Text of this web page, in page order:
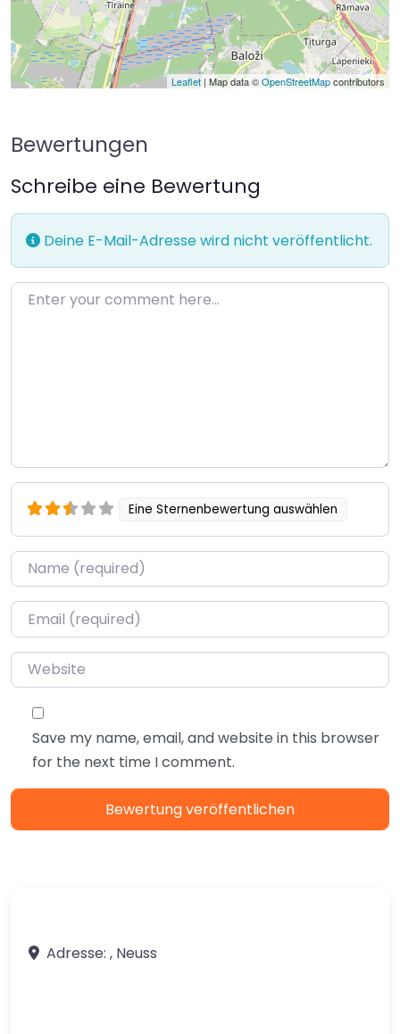
Leaflet | Map data ©OpenStreetMapcontributors
Bewertungen
Schreibe eine Bewertung
Deine E-Mail-Adresse wird nicht veröffentlicht.
Enter your comment here…
Eine Sternenbewertung auswählen
Name*
Email*
Website
Save my name, email, and website in this browser
for the next time I comment.
Adresse: , Neuss